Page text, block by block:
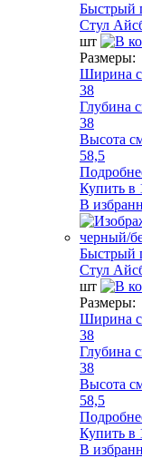
Быстрый
Стул
шт
Размеры:
Ширина
38
Глубина
38
Высота
58,5
Купить в
В
Быстрый
Стул
шт
Размеры:
Ширина
38
Глубина
38
Высота
58,5
Купить в
В